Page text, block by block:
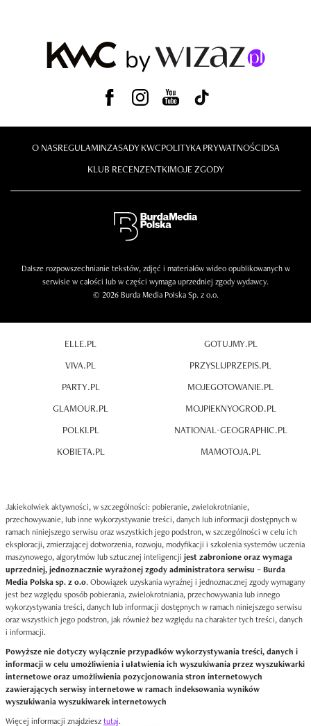
O NASREGULAMINZASADY KWCPOLITYKA PRYWATNOŚCIDSA
KLUB RECENZENTKIMOJE ZGODY
Dalsze rozpowszechnianie tekstów, zdjęć i materiałów wideo opublikowanych w
serwisie w całości lub w części wymaga uprzedniej zgody wydawcy.
© 2026 Burda Media Polska Sp. z o.o.
ELLE.PL
VIVA.PL
PARTY.PL
GLAMOUR.PL
POLKI.PL
KOBIETA.PL
GOTUJMY.PL
PRZYSLIJPRZEPIS.PL
MOJEGOTOWANIE.PL
MOJPIEKNYOGROD.PL
NATIONAL-GEOGRAPHIC.PL
MAMOTOJA.PL
Jakiekolwiek aktywności, w szczególności: pobieranie, zwielokrotnianie,
przechowywanie, lub inne wykorzystywanie treści, danych lub informacji dostępnych w
ramach niniejszego serwisu oraz wszystkich jego podstron, w szczególności w celu ich
eksploracji, zmierzającej dotworzenia, rozwoju, modyfikacji i szkolenia systemów uczenia
maszynowego, algorytmów lub sztucznej inteligencji jest zabronione oraz wymaga
uprzedniej, jednoznacznie wyrażonej zgody administratora serwisu – Burda
Media Polska sp. z o.o. Obowiązek uzyskania wyraźnej i jednoznacznej zgody wymagany
jest bez względu sposób pobierania, zwielokrotniania, przechowywania lub innego
wykorzystywania treści, danych lub informacji dostępnych w ramach niniejszego serwisu
oraz wszystkich jego podstron, jak również bez względu na charakter tych treści, danych
i informacji.
Powyższe nie dotyczy wyłącznie przypadków wykorzystywania treści, danych i
informacji w celu umożliwienia i ułatwienia ich wyszukiwania przez wyszukiwarki
internetowe oraz umożliwienia pozycjonowania stron internetowych
zawierających serwisy internetowe w ramach indeksowania wyników
wyszukiwania wyszukiwarek internetowych
Więcej informacji znajdziesztutaj.